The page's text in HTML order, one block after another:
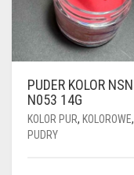
PUDER KOLOR NSN
N053 14G
KOLOR PUR, KOLOROWE,
PUDRY